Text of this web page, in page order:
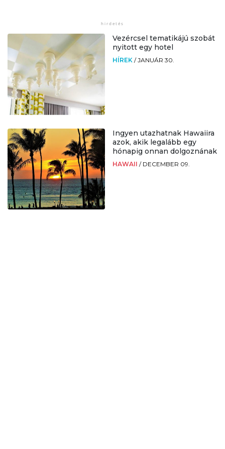
Vezércsel tematikájú szobát
nyitott egy hotel
HÍREK /JANUÁR 30.
Ingyen utazhatnak Hawaiira
azok, akik legalább egy
hónapig onnan dolgoznának
HAWAII / DECEMBER 09.